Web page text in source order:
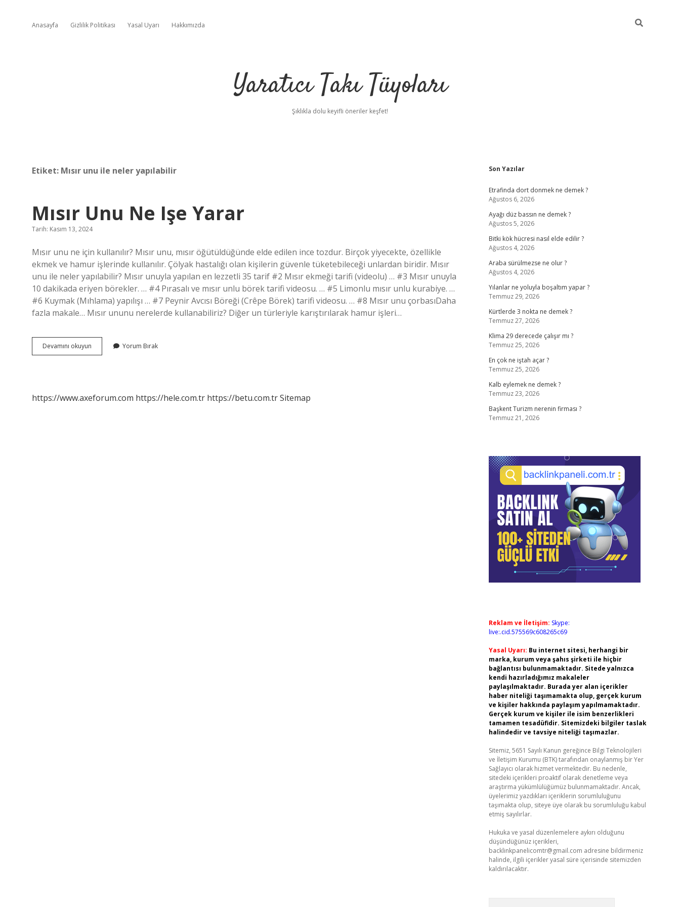
Anasayfa Gizlilik Politikası Yasal Uyarı Hakkımızda
Yaratıcı Takı Tüyoları
Şıklıkla dolu keyifli öneriler keşfet!
Etiket: Mısır unu ile neler yapılabilir
Mısır Unu Ne Işe Yarar
Tarih: Kasım 13, 2024
Mısır unu ne için kullanılır? Mısır unu, mısır öğütüldüğünde elde edilen ince tozdur. Birçok yiyecekte, özellikle
ekmek ve hamur işlerinde kullanılır. Çölyak hastalığı olan kişilerin güvenle tüketebileceği unlardan biridir. Mısır
unu ile neler yapılabilir? Mısır unuyla yapılan en lezzetli 35 tarif #2 Mısır ekmeği tarifi (videolu) … #3 Mısır unuyla
10 dakikada eriyen börekler. … #4 Pırasalı ve mısır unlu börek tarifi videosu. … #5 Limonlu mısır unlu kurabiye. …
#6 Kuymak (Mıhlama) yapılışı … #7 Peynir Avcısı Böreği (Crêpe Börek) tarifi videosu. … #8 Mısır unu çorbasıDaha
fazla makale… Mısır ununu nerelerde kullanabiliriz? Diğer un türleriyle karıştırılarak hamur işleri…
Devamını okuyun
Unu
Yorum Bırak
https://www.axeforum.com https://hele.com.tr https://betu.com.trSitemap
Sidebar
Son Yazılar
Etrafinda dort donmek ne demek ?
Ağustos 6, 2026
Ayağı düz bassın ne demek ?
Ağustos 5, 2026
Bitki kök hücresi nasıl elde edilir ?
Ağustos 4, 2026
Araba sürülmezse ne olur ?
Ağustos 4, 2026
Yılanlar ne yoluyla boşaltım yapar ?
Temmuz 29, 2026
Kürtlerde 3 nokta ne demek ?
Temmuz 27, 2026
Klima 29 derecede çalışır mı ?
Temmuz 25, 2026
En çok ne iştah açar ?
Temmuz 25, 2026
Kalb eylemek ne demek ?
Temmuz 23, 2026
Başkent Turizm nerenin firması ?
Temmuz 21, 2026
Reklam ve İletişim: Skype:
live:.cid.575569c608265c69
Yasal Uyarı: Bu internet sitesi, herhangi bir
marka, kurum veya şahıs şirketi ile hiçbir
bağlantısı bulunmamaktadır. Sitede yalnızca
kendi hazırladığımız makaleler
paylaşılmaktadır. Burada yer alan içerikler
haber niteliği taşımamakta olup, gerçek kurum
ve kişiler hakkında paylaşım yapılmamaktadır.
Gerçek kurum ve kişiler ile isim benzerlikleri
tamamen tesadüfidir. Sitemizdeki bilgiler taslak
halindedir ve tavsiye niteliği taşımazlar.
Sitemiz, 5651 Sayılı Kanun gereğince Bilgi Teknolojileri
ve İletişim Kurumu (BTK) tarafından onaylanmış bir Yer
Sağlayıcı olarak hizmet vermektedir. Bu nedenle,
sitedeki içerikleri proaktif olarak denetleme veya
araştırma yükümlülüğümüz bulunmamaktadır. Ancak,
üyelerimiz yazdıkları içeriklerin sorumluluğunu
taşımakta olup, siteye üye olarak bu sorumluluğu kabul
etmiş sayılırlar.
Hukuka ve yasal düzenlemelere aykırı olduğunu
düşündüğünüz içerikleri,
backlinkpanelicomtr@gmail.com adresine bildirmeniz
halinde, ilgili içerikler yasal süre içerisinde sitemizden
kaldırılacaktır.